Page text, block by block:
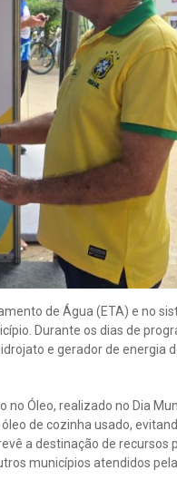
de Água (ETA) e no
Durante os dias de
e gerador de energia
Óleo, realizado no Dia
de cozinha usado,
a destinação de recursos
municípios atendidos